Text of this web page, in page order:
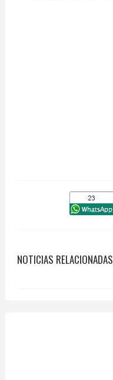
NOTICIAS RELACIONADAS